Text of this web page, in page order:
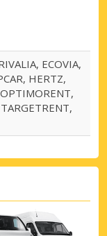
ECOVIA,
HERTZ,